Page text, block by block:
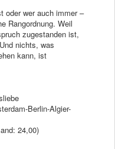
oder wer auch immer –
Rangordnung. Weil
zugestanden ist,
nichts, was
kann, ist
Berlin-Algier-
24,00)